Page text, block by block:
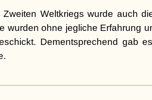
Weltkriegs wurde auch
wurden ohne jegliche Erfahrung
Dementsprechend gab